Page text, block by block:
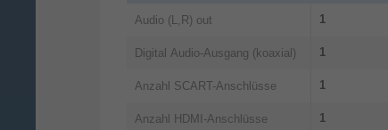
Audio (L,R) out 1
Digital Audio-Ausgang (koaxial) 1
Anzahl SCART-Anschlüsse 1
Anzahl HDMI-Anschlüsse 1